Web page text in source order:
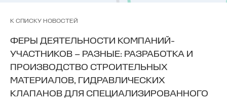
ФЕРЫ ДЕЯТЕЛЬНОСТИ КОМПАНИЙ-
УЧАСТНИКОВ – РАЗНЫЕ: РАЗРАБОТКА И
ПРОИЗВОДСТВО СТРОИТЕЛЬНЫХ
МАТЕРИАЛОВ, ГИДРАВЛИЧЕСКИХ
КЛАПАНОВ ДЛЯ СПЕЦИАЛИЗИРОВАННОГО
К СПИСКУ НОВОСТЕЙ